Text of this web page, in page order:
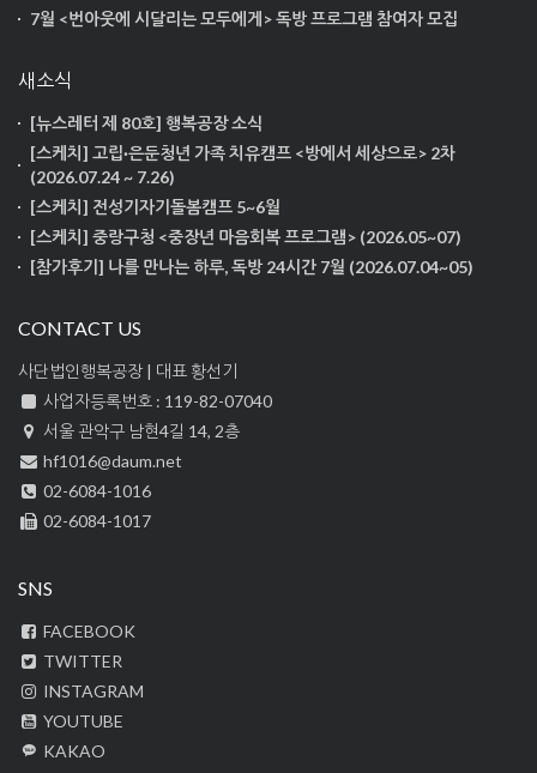
7월 <번아웃에 시달리는 모두에게> 독방 프로그램 참여자 모집
새소식
[뉴스레터 제 80호] 행복공장 소식
[스케치] 고립·은둔청년 가족 치유캠프 <방에서 세상으로> 2차
(2026.07.24 ~ 7.26)
[스케치] 전성기자기돌봄캠프 5~6월
[스케치] 중랑구청 <중장년 마음회복 프로그램> (2026.05~07)
[참가후기] 나를 만나는 하루, 독방 24시간 7월 (2026.07.04~05)
CONTACT US
사단법인행복공장 | 대표 황선기
사업자등록번호 : 119-82-07040
서울 관악구 남현4길 14, 2층
hf1016@daum.net
02-6084-1016
02-6084-1017
SNS
FACEBOOK
TWITTER
INSTAGRAM
YOUTUBE
KAKAO